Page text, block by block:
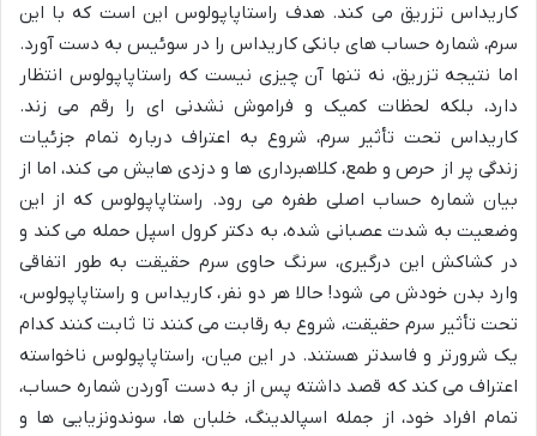
کاریداس تزریق می کند. هدف راستاپاپولوس این است که با این
سرم، شماره حساب های بانکی کاریداس را در سوئیس به دست آورد.
اما نتیجه تزریق، نه تنها آن چیزی نیست که راستاپاپولوس انتظار
دارد، بلکه لحظات کمیک و فراموش نشدنی ای را رقم می زند.
کاریداس تحت تأثیر سرم، شروع به اعتراف درباره تمام جزئیات
زندگی پر از حرص و طمع، کلاهبرداری ها و دزدی هایش می کند، اما از
بیان شماره حساب اصلی طفره می رود. راستاپاپولوس که از این
وضعیت به شدت عصبانی شده، به دکتر کرول اسپل حمله می کند و
در کشاکش این درگیری، سرنگ حاوی سرم حقیقت به طور اتفاقی
وارد بدن خودش می شود! حالا هر دو نفر، کاریداس و راستاپاپولوس،
تحت تأثیر سرم حقیقت، شروع به رقابت می کنند تا ثابت کنند کدام
یک شرورتر و فاسدتر هستند. در این میان، راستاپاپولوس ناخواسته
اعتراف می کند که قصد داشته پس از به دست آوردن شماره حساب،
تمام افراد خود، از جمله اسپالدینگ، خلبان ها، سوندونزیایی ها و